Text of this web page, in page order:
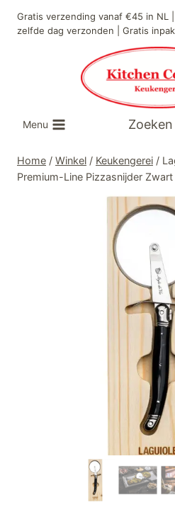
naar
Gratis verzending vanaf €45 in NL
zelfde dag verzonden | Gratis
Menu Zoeken
Home / Winkel / Keukengerei /
Premium-Line Pizzasnijder Zwart